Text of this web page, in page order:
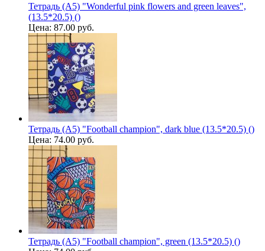
Тетрадь (A5) "Wonderful pink flowers and green leaves",
(13.5*20.5) ()
Цена: 87.00 руб.
Тетрадь (A5) "Football champion", dark blue (13.5*20.5) ()
Цена: 74.00 руб.
Тетрадь (A5) "Football champion", green (13.5*20.5) ()